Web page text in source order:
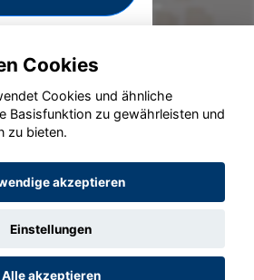
GmbH 2020 - 2026
Cookies
Cookies und ähnliche
Basisfunktion zu gewährleisten und
zu bieten.
akzeptieren
Einstellungen
Alle akzeptieren